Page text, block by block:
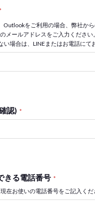
をご利用の場合、弊社から
メールアドレスをご入力ください
い場合は、LINEまたはお電話にて
認) *
きる電話番号 *
在お使いの電話番号をご記入くだ